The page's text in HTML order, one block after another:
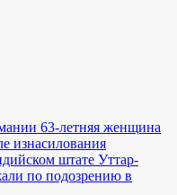
63-летняя женщина
изнасилования
штате Уттар-
по подозрению в